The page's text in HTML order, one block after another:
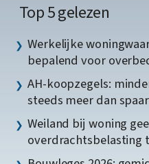
Top 5 gelezen
Werkelijke
bepalend voor
AH-koopzegels:
steeds meer dan
Weiland bij woning
overdrachtsbelasting